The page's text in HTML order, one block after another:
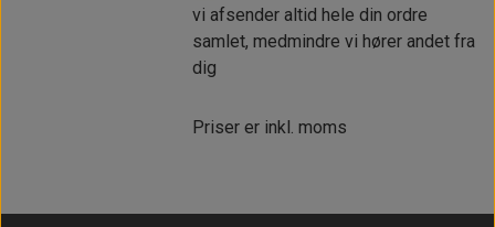
vi afsender altid hele din ordre
samlet, medmindre vi hører andet fra
dig
Priser er inkl. moms